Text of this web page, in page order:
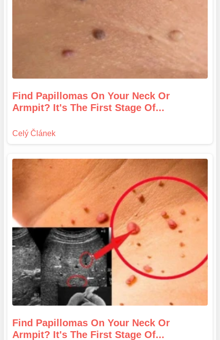
Find Papillomas On Your Neck Or
Armpit? It's The First Stage Of...
Find Papillomas On Your Neck Or
Armpit? It's The First Stage Of...